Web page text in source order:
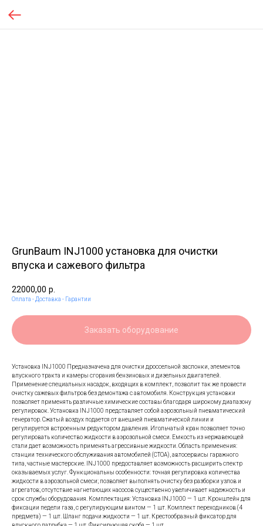
GrunBaum INJ1000 установка для очистки
впуска и сажевого фильтра
22000,00 р.
Оплата - Доставка - Гарантии
Заказать оборудование
Установка INJ1000 Предназначена для очистки дроссельной заслонки, элементов
впускного тракта и камеры сгорания бензиновых и дизельных двигателей.
Применение специальных насадок, входящих в комплект, позволит так же провести
очистку сажевых фильтров без демонтажа с автомобиля. Конструкция установки
позволяет применять различные химические составы благодаря широкому диапазону
регулировок. Установка INJ1000 представляет собой аэрозольный пневматический
генератор. Сжатый воздух подается от внешней пневматической линии и
регулируется встроенным редуктором давления. Игольчатый кран позволяет точно
регулировать количество жидкости в аэрозольной смеси. Емкость из нержавеющей
стали дает возможность применять агрессивные жидкости. Область применения:
станции технического обслуживания автомобилей (СТОА), автосервисы гаражного
типа, частные мастерские. INJ1000 предоставляет возможность расширить спектр
оказываемых услуг. Функциональны особенности: точная регулировка количества
жидкости в аэрозольной смеси; позволяет выполнять очистку без разборки узлов и
агрегатов; отсутствие нагнетающих насосов существенно увеличивает надежность и
срок службы оборудования. Комплектация: Установка INJ1000 — 1 шт. Кронштейн для
фиксации педели газа, с регулирующим винтом — 1 шт. Комплект переходников (4
предмета) — 1 шт. Шланг подачи жидкости — 1 шт. Крестообразный фиксатор для